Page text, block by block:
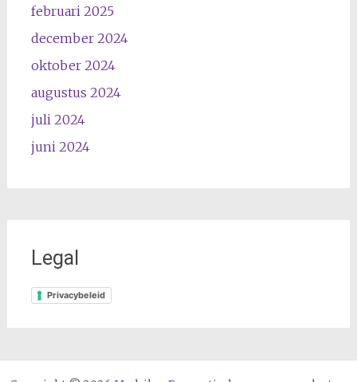
februari 2025
december 2024
oktober 2024
augustus 2024
juli 2024
juni 2024
Legal
Privacybeleid